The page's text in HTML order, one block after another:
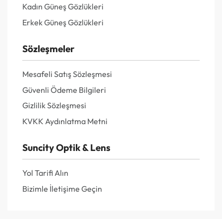
Kadın Güneş Gözlükleri
Erkek Güneş Gözlükleri
Sözleşmeler
Mesafeli Satış Sözleşmesi
Güvenli Ödeme Bilgileri
Gizlilik Sözleşmesi
KVKK Aydınlatma Metni
Suncity Optik & Lens
Yol Tarifi Alın
Bizimle İletişime Geçin